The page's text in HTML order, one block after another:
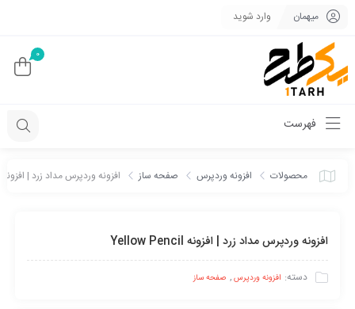
میهمان وارد شوید
0
فهرست
محصولات افزونه وردپرس صفحه ساز افزونه وردپرس مداد زرد | افزونه Yellow Pencil
افزونه وردپرس مداد زرد | افزونه Yellow Pencil
دسته: افزونه وردپرس, صفحه ساز